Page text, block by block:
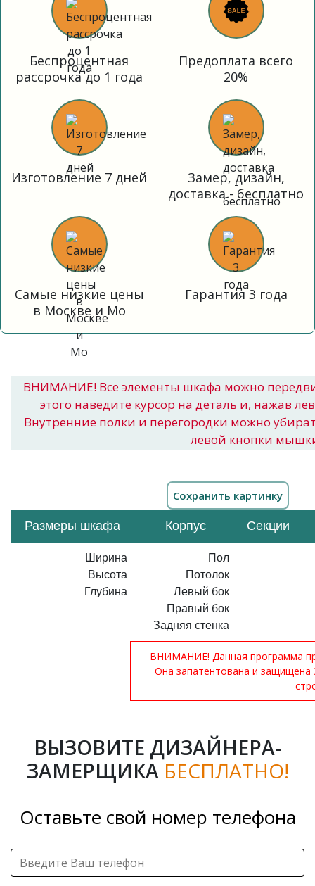
Беспроцентная
рассрочка до 1 года
Предоплата всего
20%
Изготовление 7 дней
Замер, дизайн,
доставка - бесплатно
Самые низкие цены
в Москве и Мо
Гарантия 3 года
ВНИМАНИЕ! Все элементы шкафа можно
этого наведите курсор на деталь и, нажав
Внутренние полки и перегородки можно
левой кнопки
Размеры шкафа Корпус Секции
Ширина
Высота
Глубина
Пол
Потолок
Левый бок
Правый бок
Задняя стенка
ВНИМАНИЕ! Данная программа
Она запатентована и
ВЫЗОВИТЕ ДИЗАЙНЕРА-
ЗАМЕРЩИКА БЕСПЛАТНО!
Оставьте свой номер телефона